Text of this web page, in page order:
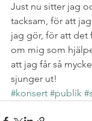
Just nu sitter jag
tacksam, för att
jag gör, för att det
om mig som
att jag får så
sjunger ut!
#konsert #publik